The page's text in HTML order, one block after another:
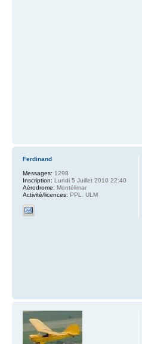
Ferdinand
Messages: 1298
Inscription: Lundi 5 Juillet 2010 22:40
Aérodrome: Montélimar
Activité/licences: PPL. ULM